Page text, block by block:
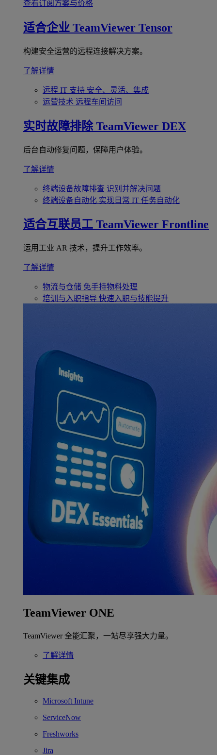
查看订阅方案与价格
适合企业 TeamViewer Tensor
构建安全运营的远程连接解决方案。
了解详情
远程 IT 支持 安全、灵活、集成
运营技术 远程车间访问
实时故障排除 TeamViewer DEX
后台自动修复问题，保障用户体验。
了解详情
终端设备故障排查 识别并解决问题
终端设备自动化 实现日常 IT 任务自动化
适合互联员工 TeamViewer Frontline
运用工业 AR 技术，提升工作效率。
了解详情
物流与仓储 免手持物料处理
培训与入职指导 快速入职与技能提升
TeamViewer ONE
TeamViewer 全能汇聚，一站尽享强大力量。
了解详情
关键集成
Microsoft Intune
ServiceNow
Freshworks
Jira